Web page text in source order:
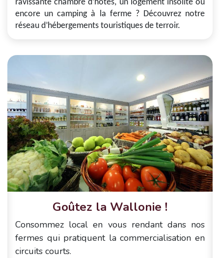
ravissante chambre d’hôtes, un logement insolite ou
encore un camping à la ferme ? Découvrez notre
réseau d’hébergements touristiques de terroir.
Goûtez la Wallonie !
Consommez local en vous rendant dans nos
fermes qui pratiquent la commercialisation en
circuits courts.